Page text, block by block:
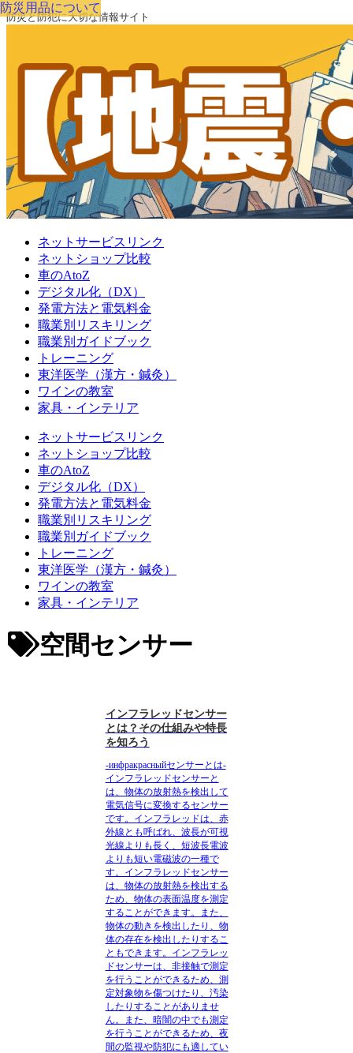
防災と防犯に大切な情報サイト
ネットサービスリンク
ネットショップ比較
車のAtoZ
デジタル化（DX）
発電方法と電気料金
職業別リスキリング
職業別ガイドブック
トレーニング
東洋医学（漢方・鍼灸）
ワインの教室
家具・インテリア
ネットサービスリンク
ネットショップ比較
車のAtoZ
デジタル化（DX）
発電方法と電気料金
職業別リスキリング
職業別ガイドブック
トレーニング
東洋医学（漢方・鍼灸）
ワインの教室
家具・インテリア
空間センサー
防災用品について
インフラレッドセンサー
とは？その仕組みや特長
を知ろう
-инфракрасныйセンサーとは-
インフラレッドセンサーと
は、物体の放射熱を検出して
電気信号に変換するセンサー
です。インフラレッドは、赤
外線とも呼ばれ、波長が可視
光線よりも長く、短波長電波
よりも短い電磁波の一種で
す。インフラレッドセンサー
は、物体の放射熱を検出する
ため、物体の表面温度を測定
することができます。また、
物体の動きを検出したり、物
体の存在を検出したりするこ
ともできます。インフラレッ
ドセンサーは、非接触で測定
を行うことができるため、測
定対象物を傷つけたり、汚染
したりすることがありませ
ん。また、暗闇の中でも測定
を行うことができるため、夜
間の監視や防犯にも適してい